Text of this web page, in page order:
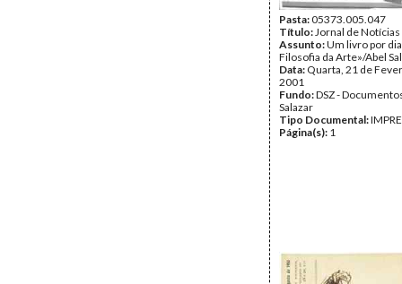
Pasta:05373.005.047
Título:Jornal de Notícias
Assunto:Um livro por
Filosofia da Arte»/Abel
Data: Quarta, 21 de
2001
Fundo:DSZ -
Salazar
Tipo Documental:
Página(s): 1